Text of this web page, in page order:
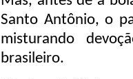
Santo Antônio, o
misturando
brasileiro.